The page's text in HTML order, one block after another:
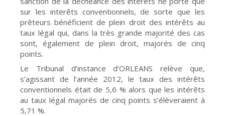
sur les interêts conventionnels, de sorte que les
prêteurs bénéficient de plein droit des intérêts au
taux légal qui, dans la très grande majorité des cas
sont, également de plein droit, majorés de cinq
points.
Le Tribunal d’instance d’ORLEANS relève que,
s’agissant de l’année 2012, le taux des intérêts
conventionnels était de 5,6 % alors que les intérêts
au taux légal majorés de cinq points s’élèveraient à
5,71 %.